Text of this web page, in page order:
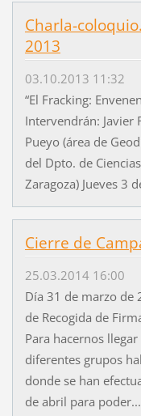
Charla-
2013
03.10.2013 11:32
“El Fracking:
Intervendrán: Javier
Pueyo (área de
del Dpto. de
Zaragoza) Jueves
Cierre de
25.03.2014 16:00
Día 31 de marzo de
de Recogida de
Para hacernos
diferentes grupos
donde se han
de abril para poder...